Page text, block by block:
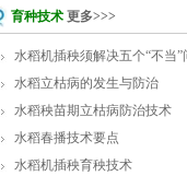
育种技术 更多>>>
水稻机插秧须解决五个“不当”
水稻立枯病的发生与防治
水稻秧苗期立枯病防治技术
水稻春播技术要点
水稻机插秧育秧技术